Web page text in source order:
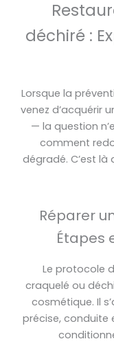
déchiré :
Lorsque la
venez d’acquérir
— la question
comment
dégradé. C’est
Réparer
Étapes
Le protocole
craquelé ou
cosmétique. Il
précise, conduite